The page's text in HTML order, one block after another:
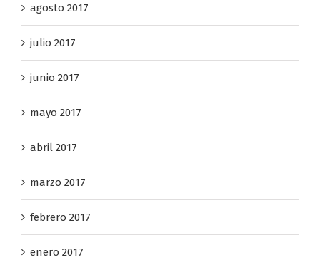
agosto 2017
julio 2017
junio 2017
mayo 2017
abril 2017
marzo 2017
febrero 2017